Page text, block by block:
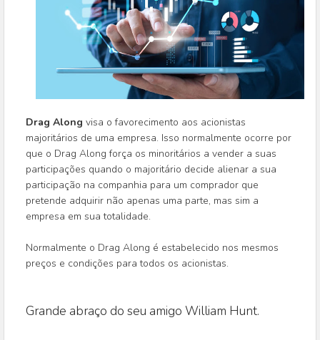
Drag Along visa o favorecimento aos acionistas
majoritários de uma empresa. Isso normalmente ocorre por
que o Drag Along força os minoritários a vender a suas
participações quando o majoritário decide alienar a sua
participação na companhia para um comprador que
pretende adquirir não apenas uma parte, mas sim a
empresa em sua totalidade.
Normalmente o Drag Along é estabelecido nos mesmos
preços e condições para todos os acionistas.
Grande abraço do seu amigo William Hunt.